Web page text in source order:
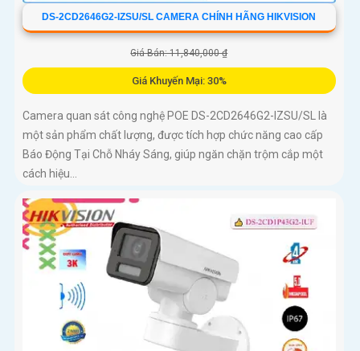
DS-2CD2646G2-IZSU/SL CAMERA CHÍNH HÃNG HIKVISION
Giá Bán: 11,840,000 ₫
Giá Khuyến Mại: 30%
Camera quan sát công nghệ POE DS-2CD2646G2-IZSU/SL là
một sản phẩm chất lượng, được tích hợp chức năng cao cấp
Báo Động Tại Chỗ Nháy Sáng, giúp ngăn chặn trộm cắp một
cách hiệu...